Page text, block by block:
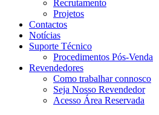
Recrutamento
Projetos
Contactos
Notícias
Suporte Técnico
Procedimentos Pós-Venda
Revendedores
Como trabalhar connosco
Seja Nosso Revendedor
Acesso Área Reservada